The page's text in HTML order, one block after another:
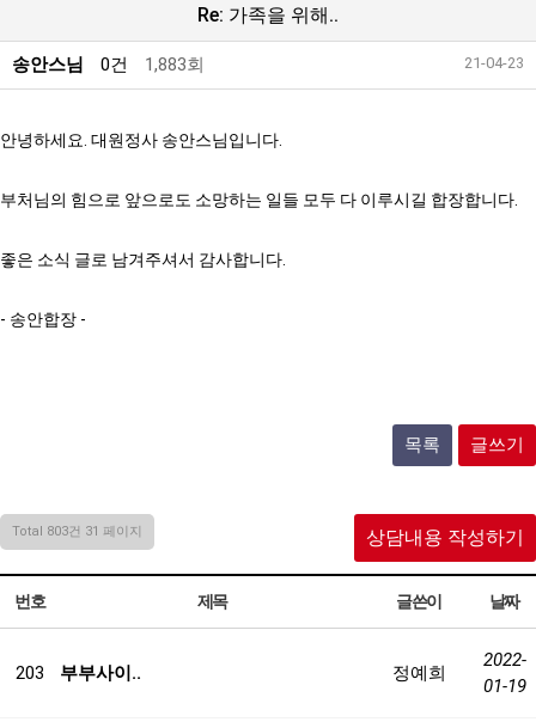
Re: 가족을 위해..
송안스님 0건 1,883회 21-04-23
안녕하세요. 대원정사 송안스님입니다.
부처님의 힘으로 앞으로도 소망하는 일들 모두 다 이루시길 합장합니다.
좋은 소식 글로 남겨주셔서 감사합니다.
- 송안합장 -
목록 글쓰기
Total 803건 31 페이지 상담내용 작성하기
번호 제목 글쓴이 날짜
203 부부사이.. 정예희
2022-
01-19